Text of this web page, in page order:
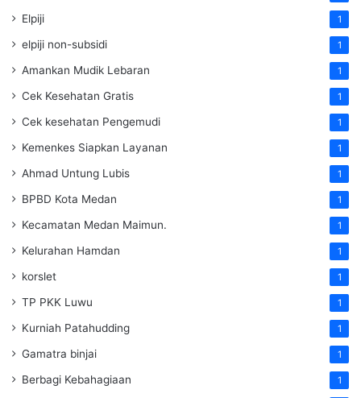
Elpiji 1
elpiji non-subsidi 1
Amankan Mudik Lebaran 1
Cek Kesehatan Gratis 1
Cek kesehatan Pengemudi 1
Kemenkes Siapkan Layanan 1
Ahmad Untung Lubis 1
BPBD Kota Medan 1
Kecamatan Medan Maimun. 1
Kelurahan Hamdan 1
korslet 1
TP PKK Luwu 1
Kurniah Patahudding 1
Gamatra binjai 1
Berbagi Kebahagiaan 1